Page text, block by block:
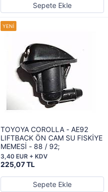
Sepete Ekle
TOYOYA COROLLA - AE92
LIFTBACK ÖN CAM SU FISKİYE
MEMESİ - 88 / 92;
225,07 TL
3,40 EUR + KDV
Sepete Ekle